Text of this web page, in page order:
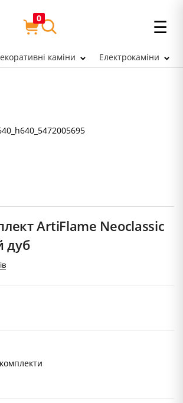
☰
0
каміни Електрокаміни
ArtiFlame Neoclassic
дуб